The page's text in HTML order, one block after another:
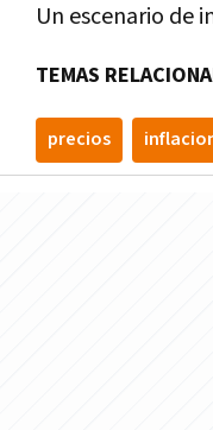
Un escenario de
TEMAS
precios